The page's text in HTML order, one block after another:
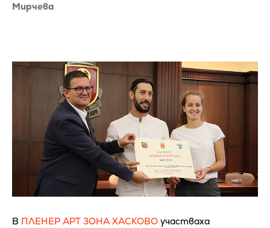
Мирчева
В ПЛЕНЕР АРТ ЗОНА ХАСКОВО участваха